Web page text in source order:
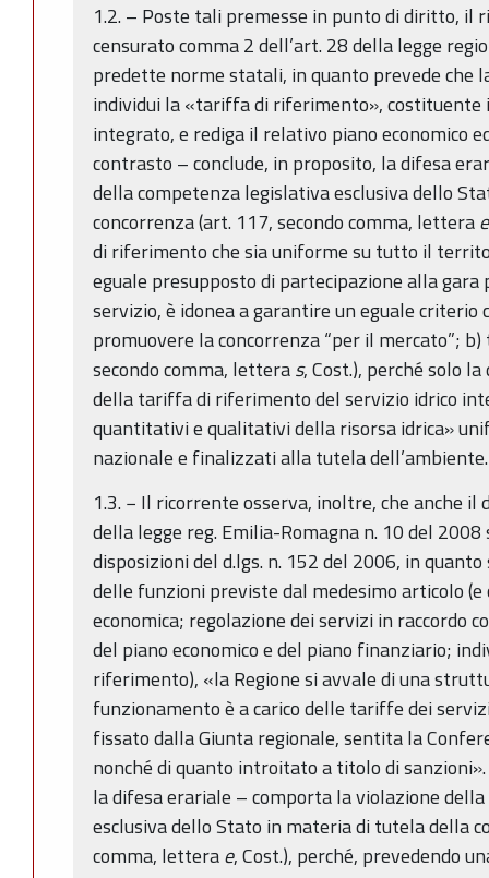
1.2. – Poste tali premesse in punto di diritto, il
censurato comma 2 dell’art. 28 della legge
predette norme statali, in quanto prevede che
individui la «tariffa di riferimento», costituente
integrato, e rediga il relativo piano economico
contrasto – conclude, in proposito, la difesa
della competenza legislativa esclusiva dello
concorrenza (art. 117, secondo comma, letterae
di riferimento che sia uniforme su tutto il
eguale presupposto di partecipazione alla
servizio, è idonea a garantire un eguale criterio
promuovere la concorrenza “per il mercato”;
secondo comma, letteras, Cost.), perché solo
della tariffa di riferimento del servizio idrico
quantitativi e qualitativi della risorsa idrica»
nazionale e finalizzati alla tutela dell’ambiente.
1.3. − Il ricorrente osserva, inoltre, che anche il
della legge reg. Emilia-Romagna n. 10 del
disposizioni del d.lgs. n. 152 del 2006, in
delle funzioni previste dal medesimo articolo
economica; regolazione dei servizi in raccordo
del piano economico e del piano finanziario;
riferimento), «la Regione si avvale di una
funzionamento è a carico delle tariffe dei
fissato dalla Giunta regionale, sentita la
nonché di quanto introitato a titolo di
la difesa erariale – comporta la violazione
esclusiva dello Stato in materia di tutela della
comma, letterae, Cost.), perché, prevedendo